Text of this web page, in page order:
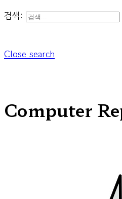
검색:
Close search
Computer